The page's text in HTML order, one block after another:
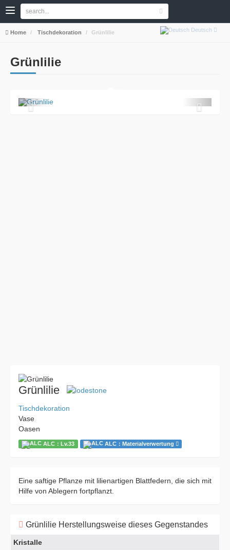
Deutsch
Home Tischdekoration Grünlilie
Grünlilie
Grünlilie
Tischdekoration
Vase
Oasen
ALC：Lv.33 ALC：Materialverwertung
Eine saftige Pflanze mit lilienartigen Blattfedern, die sich mit
Hilfe von Ablegern fortpflanzt.
Grünlilie Herstellungsweise dieses Gegenstandes
Kristalle